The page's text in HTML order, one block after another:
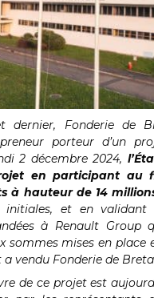
dernier, Fonderie de
porteur d’un
2 décembre 2024,
en participant au
à hauteur de 14
initiales, et en
à Renault Group
sommes mises en place
a vendu Fonderie de
de ce projet est